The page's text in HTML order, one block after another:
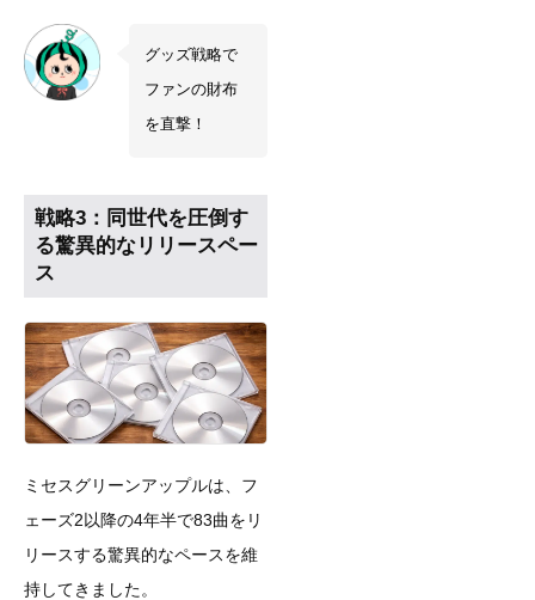
グッズ戦略で
ファンの財布
を直撃！
戦略3：同世代を圧倒す
る驚異的なリリースペー
ス
ミセスグリーンアップルは、フ
ェーズ2以降の4年半で83曲をリ
リースする驚異的なペースを維
持してきました。